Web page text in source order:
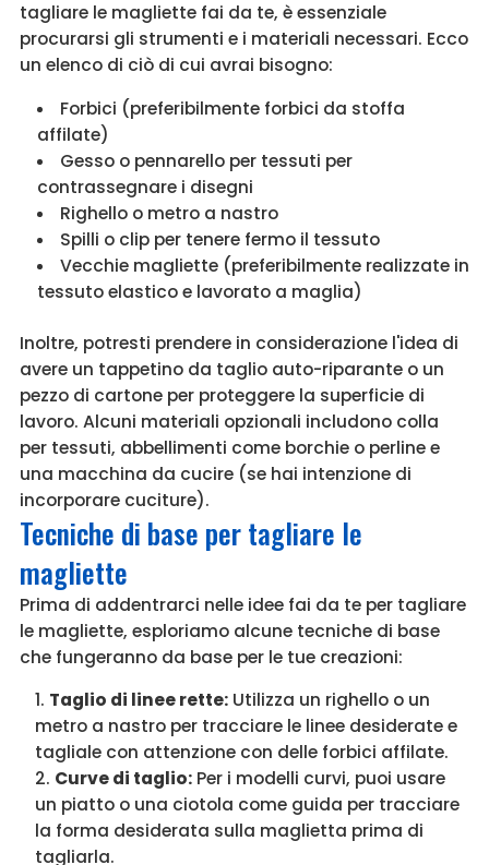
tagliare le magliette fai da te, è essenziale
procurarsi gli strumenti e i materiali necessari. Ecco
un elenco di ciò di cui avrai bisogno:
Forbici (preferibilmente forbici da stoffa
affilate)
Gesso o pennarello per tessuti per
contrassegnare i disegni
Righello o metro a nastro
Spilli o clip per tenere fermo il tessuto
Vecchie magliette (preferibilmente realizzate in
tessuto elastico e lavorato a maglia)
Inoltre, potresti prendere in considerazione l'idea di
avere un tappetino da taglio auto-riparante o un
pezzo di cartone per proteggere la superficie di
lavoro. Alcuni materiali opzionali includono colla
per tessuti, abbellimenti come borchie o perline e
una macchina da cucire (se hai intenzione di
incorporare cuciture).
Tecniche di base per tagliare le
magliette
Prima di addentrarci nelle idee fai da te per tagliare
le magliette, esploriamo alcune tecniche di base
che fungeranno da base per le tue creazioni:
Taglio di linee rette: Utilizza un righello o un
metro a nastro per tracciare le linee desiderate e
tagliale con attenzione con delle forbici affilate.
Curve di taglio: Per i modelli curvi, puoi usare
un piatto o una ciotola come guida per tracciare
la forma desiderata sulla maglietta prima di
tagliarla.